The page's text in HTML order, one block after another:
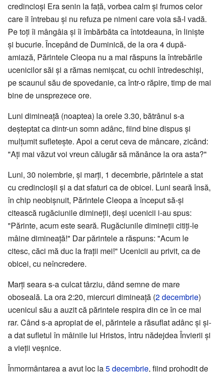
credincioși Era senin la față, vorbea calm și frumos celor
care îl întrebau și nu refuza pe nimeni care voia să-l vadă.
Pe toți îi mângâia și îi îmbărbăta ca întotdeauna, în liniște
și bucurie. Începând de Duminică, de la ora 4 după-
amiază, Părintele Cleopa nu a mai răspuns la întrebările
ucenicilor săi și a rămas nemișcat, cu ochii întredeschiși,
pe scaunul său de spovedanie, ca într-o răpire, timp de mai
bine de unsprezece ore.
Luni dimineață (noaptea) la orele 3.30, bătrânul s-a
deșteptat ca dintr-un somn adânc, fiind bine dispus și
mulțumit sufletește. Apoi a cerut ceva de mâncare, zicând:
"Ați mai văzut voi vreun călugăr să mănânce la ora asta?"
Luni, 30 noiembrie, și marți, 1 decembrie, părintele a stat
cu credincioșii și a dat sfaturi ca de obicei. Luni seară însă,
în chip neobișnuit, Părintele Cleopa a început să-și
citească rugăciunile dimineții, deși ucenicii i-au spus:
"Părinte, acum este seară. Rugăciunile dimineții citiți-le
mâine dimineață!" Dar părintele a răspuns: "Acum le
citesc, căci mă duc la frații mei!" Ucenicii au privit, ca de
obicei, cu neîncredere.
Marți seara s-a culcat târziu, dând semne de mare
oboseală. La ora 2:20, miercuri dimineață (2 decembrie)
ucenicul său a auzit că părintele respira din ce în ce mai
rar. Când s-a apropiat de el, părintele a răsuflat adânc și și-
a dat sufletul în mâinile lui Hristos, întru nădejdea Învierii și
a vieții veșnice.
Înmormântarea a avut loc la5 decembrie, fiind prohodit de